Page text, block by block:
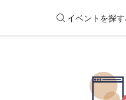
イベントを探す